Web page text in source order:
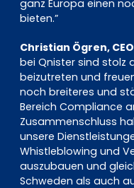
ganz Europa einen
bieten.”
Christian Ögren,
bei Qnister sind stolz
beizutreten und
noch breiteres und
Bereich Compliance
Zusammenschluss
unsere
Whistleblowing und
auszubauen und
Schweden als auch